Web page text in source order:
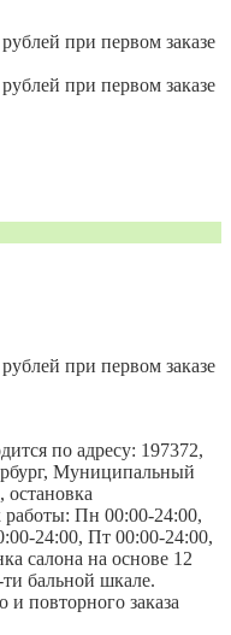
при первом заказе
при первом заказе
при первом заказе
по адресу: 197372,
Муниципальный
остановка
работы: Пн 00:00-24:00,
24:00, Пт 00:00-24:00,
салона на основе 12
ти бальной шкале.
повторного заказа